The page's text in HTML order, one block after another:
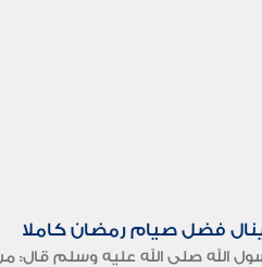
فضل صيام رمضان كاملا
الله صلى الله عليه وسلم قال: